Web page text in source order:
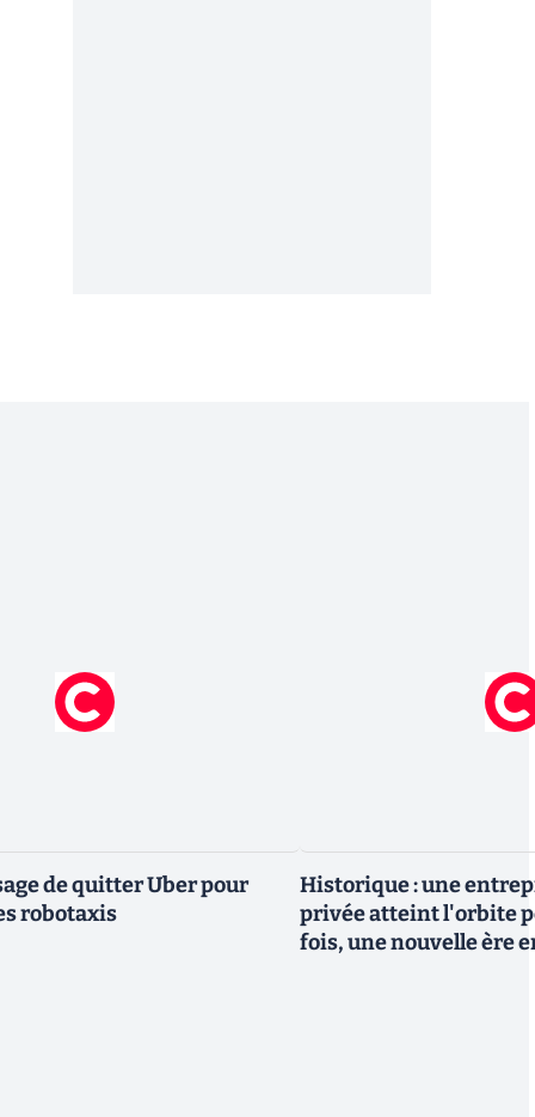
de quitter Uber pour
robotaxis
Historique : une
privée atteint l'orbite
fois, une nouvelle ère